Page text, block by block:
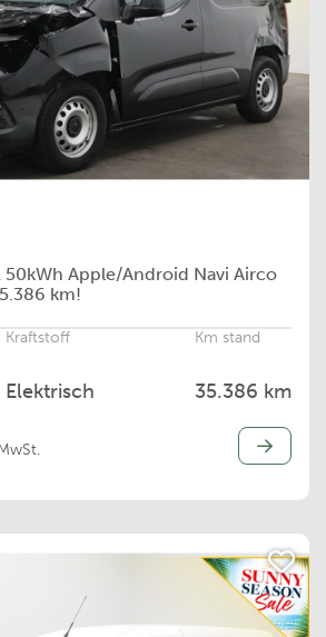
50kWh Apple/Android Navi Airco
km!
Kraftstoff
Elektrisch
Km stand
35.386 km